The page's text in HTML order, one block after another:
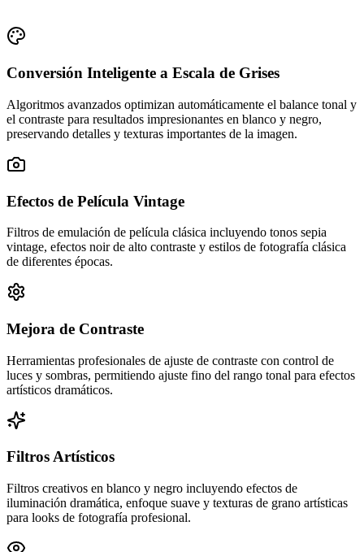
Conversión Inteligente a Escala de Grises
Algoritmos avanzados optimizan automáticamente el balance tonal y
el contraste para resultados impresionantes en blanco y negro,
preservando detalles y texturas importantes de la imagen.
Efectos de Película Vintage
Filtros de emulación de película clásica incluyendo tonos sepia
vintage, efectos noir de alto contraste y estilos de fotografía clásica
de diferentes épocas.
Mejora de Contraste
Herramientas profesionales de ajuste de contraste con control de
luces y sombras, permitiendo ajuste fino del rango tonal para efectos
artísticos dramáticos.
Filtros Artísticos
Filtros creativos en blanco y negro incluyendo efectos de
iluminación dramática, enfoque suave y texturas de grano artísticas
para looks de fotografía profesional.